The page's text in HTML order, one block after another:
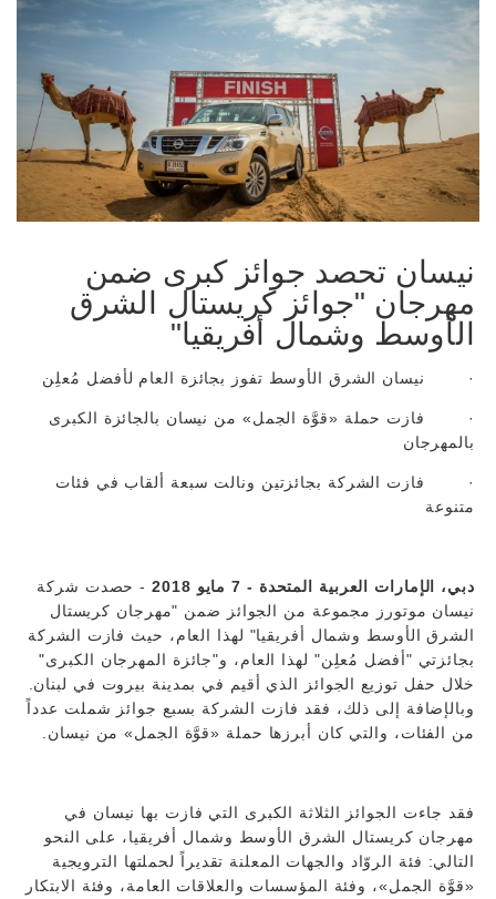
نيسان تحصد جوائز كبرى ضمن
مهرجان "جوائز كريستال الشرق
الأوسط وشمال أفريقيا"
· نيسان الشرق الأوسط تفوز بجائزة العام لأفضل مُعلِن
· فازت حملة «قوَّة الجمل» من نيسان بالجائزة الكبرى
بالمهرجان
· فازت الشركة بجائزتين ونالت سبعة ألقاب في فئات
متنوعة
دبي، الإمارات العربية المتحدة - 7 مايو 2018
- حصدت شركة
نيسان موتورز مجموعة من الجوائز ضمن "مهرجان كريستال
الشرق الأوسط وشمال أفريقيا" لهذا العام، حيث فازت الشركة
بجائزتي "أفضل مُعلِن" لهذا العام، و"جائزة المهرجان الكبرى"
خلال حفل توزيع الجوائز الذي أقيم في بمدينة بيروت في لبنان.
وبالإضافة إلى ذلك، فقد فازت الشركة بسبع جوائز شملت عدداً
من الفئات، والتي كان أبرزها حملة «قوَّة الجمل» من نيسان.
فقد جاءت الجوائز الثلاثة الكبرى التي فازت بها نيسان في
مهرجان كريستال الشرق الأوسط وشمال أفريقيا، على النحو
التالي: فئة الروّاد والجهات المعلنة تقديراً لحملتها الترويجية
«قوَّة الجمل»، وفئة المؤسسات والعلاقات العامة، وفئة الابتكار